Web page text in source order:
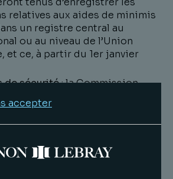
relatives aux aides de minimis
un registre central au
ou au niveau de l’Union
et ce, à partir du 1er janvier
de sécurité: la Commission
») ont été introduites « pour
financiers afin de
de sorte que ces
devront plus répercuter
accepter